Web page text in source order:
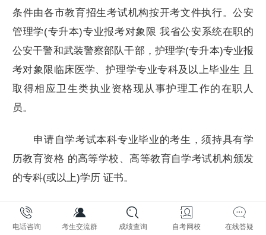
条件由各市教育招生考试机构按开考文件执行。公安
管理学(专升本)专业报考对象限 我省公安系统在职的
公安干警和武装警察部队干部，护理学(专升本)专业报
考对象限临床医学、护理学专业专科及以上毕业生 且
取得相应卫生类执业资格现从事护理工作的在职人
员。
申请自学考试本科专业毕业的考生，须持具有学
历教育资格 的高等学校、高等教育自学考试机构颁发
的专科(或以上)学历 证书。
二、开考专业和考试科目
电话咨询 考生交流群 成绩查询 自考网校 在线答疑